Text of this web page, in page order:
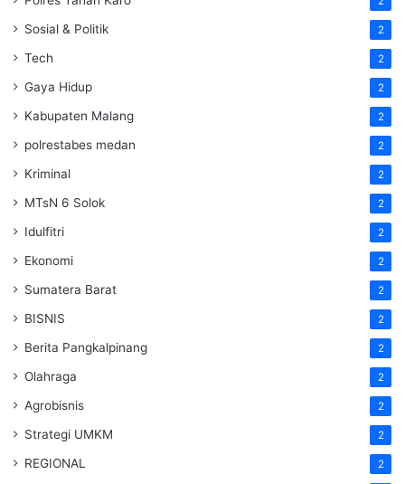
Sosial & Politik 2
Tech 2
Gaya Hidup 2
Kabupaten Malang 2
polrestabes medan 2
Kriminal 2
MTsN 6 Solok 2
Idulfitri 2
Ekonomi 2
Sumatera Barat 2
BISNIS 2
Berita Pangkalpinang 2
Olahraga 2
Agrobisnis 2
Strategi UMKM 2
REGIONAL 2